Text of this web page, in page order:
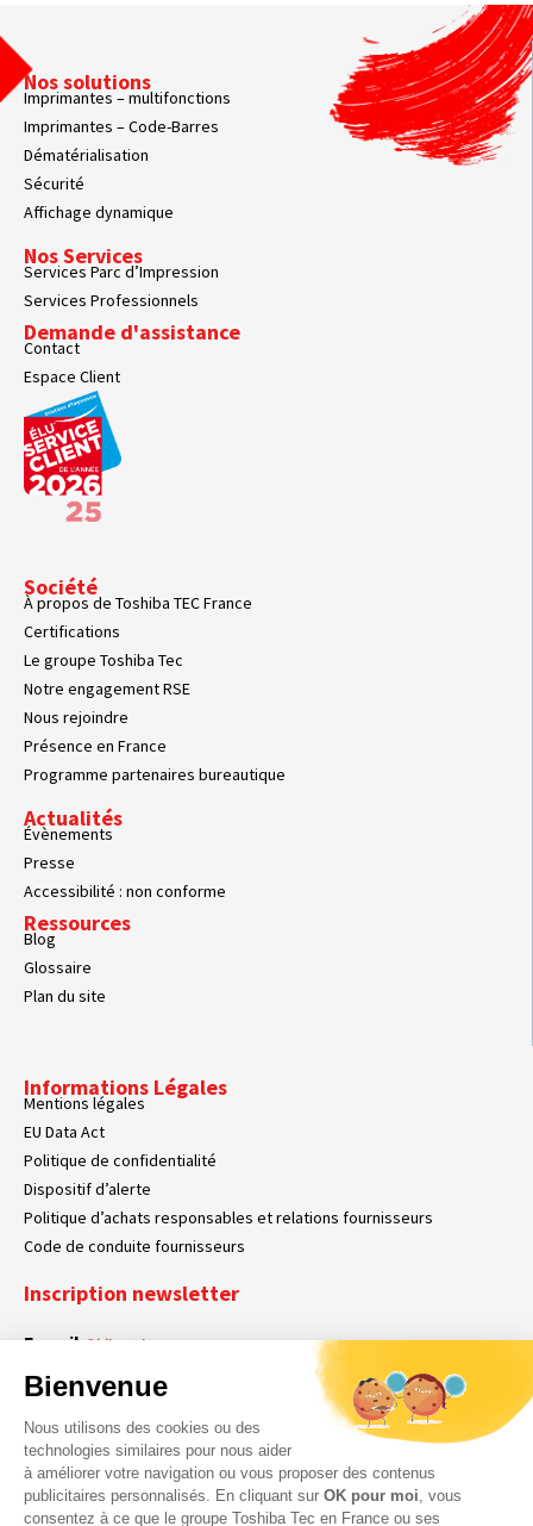
Nos solutions
Imprimantes – multifonctions
Imprimantes – Code-Barres
Dématérialisation
Sécurité
Affichage dynamique
Nos Services
Services Parc d’Impression
Services Professionnels
Demande d'assistance
Contact
Espace Client
Société
À propos de Toshiba TEC France
Certifications
Le groupe Toshiba Tec
Notre engagement RSE
Nous rejoindre
Présence en France
Programme partenaires bureautique
Actualités
Évènements
Presse
Accessibilité : non conforme
Ressources
Blog
Glossaire
Plan du site
Informations Légales
Mentions légales
EU Data Act
Politique de confidentialité
Dispositif d’alerte
Politique d’achats responsables et relations fournisseurs
Code de conduite fournisseurs
Inscription newsletter
E-mailObligatoire
RGPD
Obligatoire
En cochant cette case, vous acceptez que Toshiba Tec France collecte vos
données personnelles. Pour plus d’informations sur notre politique en matière
de données personnelles,cliquez ici.Obligatoire
Bienvenue
Nous utilisons des cookies ou des
technologies similaires pour nous aider
à améliorer votre navigation ou vous proposer des contenus
publicitaires personnalisés. En cliquant sur OK pour moi , vous
consentez à ce que le groupe Toshiba Tec en France ou ses